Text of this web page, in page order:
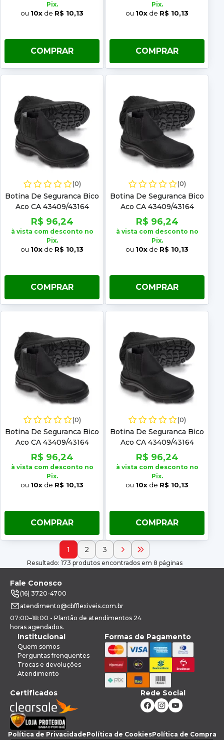
Pix.
ou 10x de R$ 10,13
COMPRAR
Pix.
ou 10x de R$ 10,13
COMPRAR
(0)
Botina De Seguranca Bico
Aco CA 43409/43164
Marluvas Numero: 40
R$ 96,24
à vista com desconto no
Pix.
ou 10x de R$ 10,13
COMPRAR
(0)
Botina De Seguranca Bico
Aco CA 43409/43164
Marluvas Numero: 41
R$ 96,24
à vista com desconto no
Pix.
ou 10x de R$ 10,13
COMPRAR
(0)
Botina De Seguranca Bico
Aco CA 43409/43164
Marluvas Numero: 42
R$ 96,24
à vista com desconto no
Pix.
ou 10x de R$ 10,13
COMPRAR
(0)
Botina De Seguranca Bico
Aco CA 43409/43164
Marluvas Numero: 43
R$ 96,24
à vista com desconto no
Pix.
ou 10x de R$ 10,13
COMPRAR
Resultado: 173 produtos encontrados em 8 páginas
1 2 3
Fale Conosco
(16) 3720-4700
atendimento@cbfflexiveis.com.br
07:00–18:00 - Plantão de atendimentos 24
horas agendados.
Institucional
Quem somos
Perguntas frenquentes
Trocas e devoluções
Atendimento
Formas de Pagamento
Certificados Rede Social
Política de PrivacidadePolítica de CookiesPolítica de Compra